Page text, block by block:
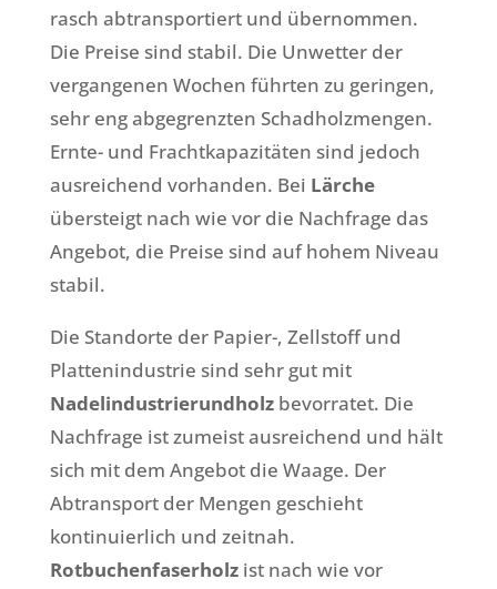
rasch abtransportiert und übernommen.
Die Preise sind stabil. Die Unwetter der
vergangenen Wochen führten zu geringen,
sehr eng abgegrenzten Schadholzmengen.
Ernte- und Frachtkapazitäten sind jedoch
ausreichend vorhanden. Bei Lärche
übersteigt nach wie vor die Nachfrage das
Angebot, die Preise sind auf hohem Niveau
stabil.
Die Standorte der Papier-, Zellstoff und
Plattenindustrie sind sehr gut mit
Nadelindustrierundholzbevorratet. Die
Nachfrage ist zumeist ausreichend und hält
sich mit dem Angebot die Waage. Der
Abtransport der Mengen geschieht
kontinuierlich und zeitnah.
Rotbuchenfaserholzist nach wie vor